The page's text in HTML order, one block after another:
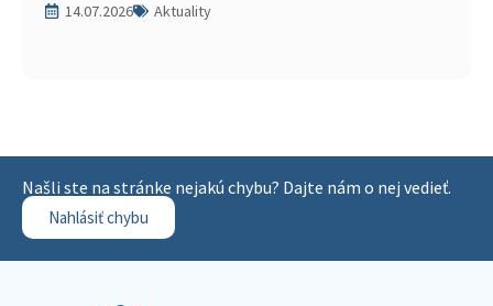
14.07.2026 Aktuality
Našli ste na stránke nejakú chybu? Dajte nám o nej vedieť.
Nahlásiť chybu